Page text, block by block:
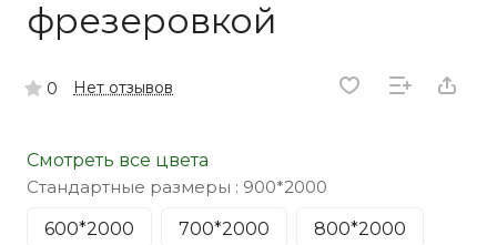
фрезеровкой
0 Нет отзывов
Смотреть все цвета
Стандартные размеры : 900*2000
600*2000
700*2000 800*2000